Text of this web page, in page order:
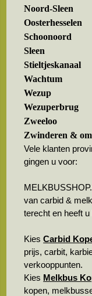
Noord-Sleen
Oosterhesselen
Schoonoord
Sleen
Stieltjeskanaal
Wachtum
Wezup
Wezuperbrug
Zweeloo
Zwinderen &
Vele klanten
gingen u voor:
van carbid &
terecht en heeft
KiesCarbid
prijs, carbit,
verkooppunten.
Kies Melkbus
kopen,